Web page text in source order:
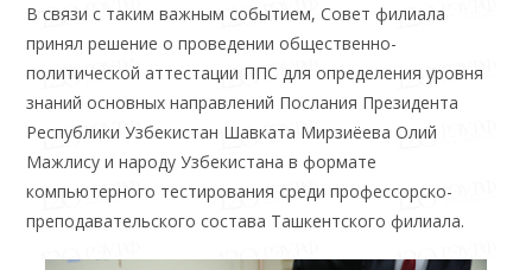
В связи с таким важным событием, Совет филиала
принял решение о проведении общественно-
политической аттестации ППС для определения уровня
знаний основных направлений Послания Президента
Республики Узбекистан Шавката Мирзиёева Олий
Мажлису и народу Узбекистана в формате
компьютерного тестирования среди профессорско-
преподавательского состава Ташкентского филиала.